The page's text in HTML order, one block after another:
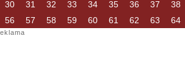
30 31 32 33 34 35 36 37
38
56 57 58 59 60 61 62 63 64